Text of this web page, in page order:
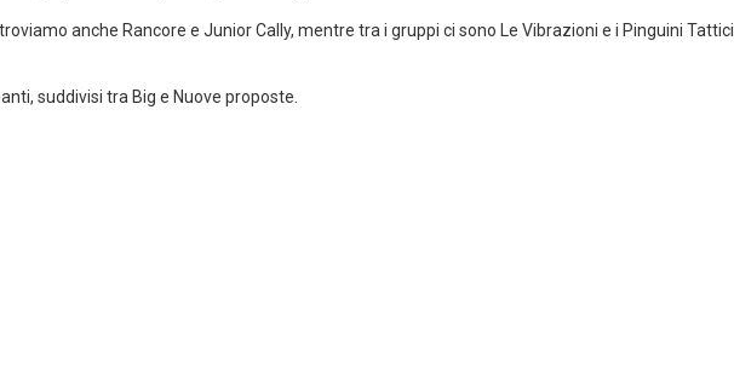
anche Rancore e Junior Cally, mentre tra i gruppi ci sono Le Vibrazioni e i Pinguini Tattici
suddivisi tra Big e Nuove proposte.